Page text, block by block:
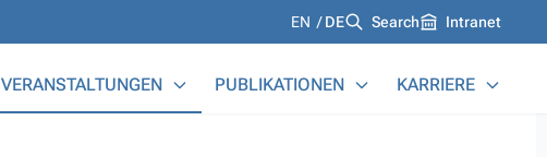
Languages
EN DE Search Intranet
VERANSTALTUNGEN PUBLIKATIONEN KARRIERE